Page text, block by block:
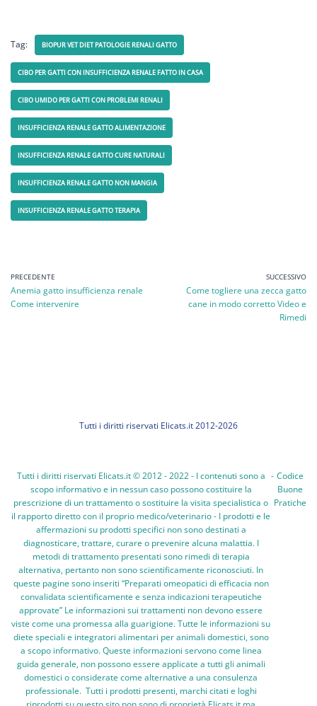
Tag: BIOPUR VET DIET PATOLOGIE RENALI GATTO
CIBO PER GATTI CON INSUFFICIENZA RENALE FATTO IN CASA
CIBO UMIDO PER GATTI CON PROBLEMI RENALI
INSUFFICIENZA RENALE GATTO ALIMENTAZIONE
INSUFFICIENZA RENALE GATTO CURE NATURALI
INSUFFICIENZA RENALE GATTO NON MANGIA
INSUFFICIENZA RENALE GATTO TERAPIA
PRECEDENTE
Anemia gatto insufficienza renale
Come intervenire
SUCCESSIVO
Come togliere una zecca gatto
cane in modo corretto Video e
Rimedi
Tutti i diritti riservati Elicats.it 2012-2026
Tutti i diritti riservati Elicats.it © 2012 - 2022 - I contenuti sono a
scopo informativo e in nessun caso possono costituire la
prescrizione di un trattamento o sostituire la visita specialistica o
il rapporto diretto con il proprio medico/veterinario - I prodotti e le
affermazioni su prodotti specifici non sono destinati a
diagnosticare, trattare, curare o prevenire alcuna malattia. I
metodi di trattamento presentati sono rimedi di terapia
alternativa, pertanto non sono scientificamente riconosciuti. In
queste pagine sono inseriti “Preparati omeopatici di efficacia non
convalidata scientificamente e senza indicazioni terapeutiche
approvate” Le informazioni sui trattamenti non devono essere
viste come una promessa alla guarigione. Tutte le informazioni su
diete speciali e integratori alimentari per animali domestici, sono
a scopo informativo. Queste informazioni servono come linea
guida generale, non possono essere applicate a tutti gli animali
domestici o considerate come alternative a una consulenza
professionale. Tutti i prodotti presenti, marchi citati e loghi
- Codice
Buone
Pratiche